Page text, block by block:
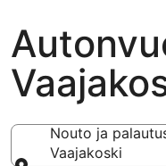
Nouto ja
Vaajakoski